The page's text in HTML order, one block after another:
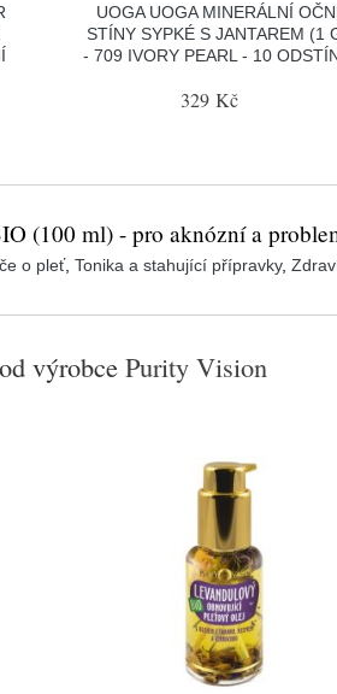
UOGA UOGA MINERÁLNÍ
STÍNY SYPKÉ S JANTAREM (1
- 709 IVORY PEARL - 10
329 Kč
(100 ml) - pro aknózní a
o pleť, Tonika a stahující přípravky,
výrobce Purity Vision